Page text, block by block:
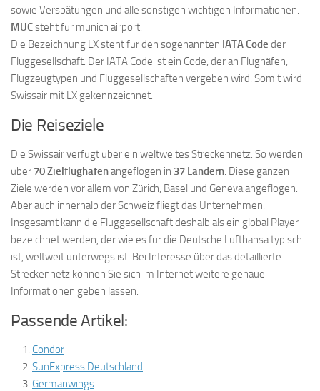
sowie Verspätungen und alle sonstigen wichtigen Informationen.
MUCsteht für munich airport.
Die Bezeichnung LX steht für den sogenannten IATA Code der
Fluggesellschaft. Der IATA Code ist ein Code, der an Flughäfen,
Flugzeugtypen und Fluggesellschaften vergeben wird. Somit wird
Swissair mit LX gekennzeichnet.
Die Reiseziele
Die Swissair verfügt über ein weltweites Streckennetz. So werden
über 70 Zielflughäfenangeflogen in 37 Ländern. Diese ganzen
Ziele werden vor allem von Zürich, Basel und Geneva angeflogen.
Aber auch innerhalb der Schweiz fliegt das Unternehmen.
Insgesamt kann die Fluggesellschaft deshalb als ein global Player
bezeichnet werden, der wie es für die Deutsche Lufthansa typisch
ist, weltweit unterwegs ist. Bei Interesse über das detaillierte
Streckennetz können Sie sich im Internet weitere genaue
Informationen geben lassen.
Passende Artikel:
Condor
SunExpress Deutschland
Germanwings